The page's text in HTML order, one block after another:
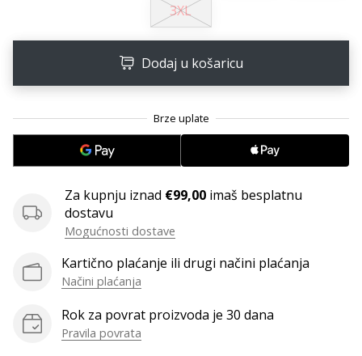
našeg
za
Obožavaš
poput
Pridruži
nam
brend
ambasador.
3XL
Dodaj u košaricu
Za kupnju iznad €99,00 imaš besplatnu
dostavu
Mogućnosti dostave
Kartično plaćanje ili drugi načini plaćanja
Načini plaćanja
Rok za povrat proizvoda je 30 dana
Pravila povrata